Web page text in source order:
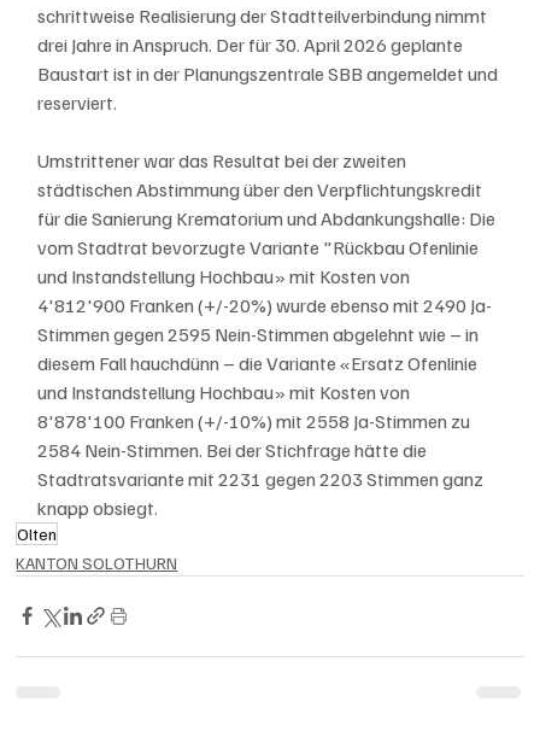
schrittweise Realisierung der Stadtteilverbindung nimmt
drei Jahre in Anspruch. Der für 30. April 2026 geplante
Baustart ist in der Planungszentrale SBB angemeldet und
reserviert.
Umstrittener war das Resultat bei der zweiten
städtischen Abstimmung über den Verpflichtungskredit
für die Sanierung Krematorium und Abdankungshalle: Die
vom Stadtrat bevorzugte Variante "Rückbau Ofenlinie
und Instandstellung Hochbau» mit Kosten von
4'812'900 Franken (+/-20%) wurde ebenso mit 2490 Ja-
Stimmen gegen 2595 Nein-Stimmen abgelehnt wie – in
diesem Fall hauchdünn – die Variante «Ersatz Ofenlinie
und Instandstellung Hochbau» mit Kosten von
8'878'100 Franken (+/-10%) mit 2558 Ja-Stimmen zu
2584 Nein-Stimmen. Bei der Stichfrage hätte die
Stadtratsvariante mit 2231 gegen 2203 Stimmen ganz
knapp obsiegt.
Olten
KANTON SOLOTHURN